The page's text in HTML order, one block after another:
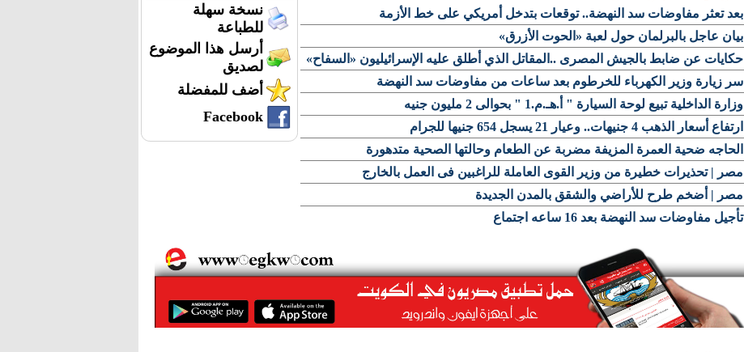
نسخة سهلة
للطباعة
أرسل هذا الموضوع
لصديق
أضف للمفضلة
Facebook
بعد تعثر مفاوضات سد النهضة.. توقعات بتدخل أمريكي على خط الأزمة
بيان عاجل بالبرلمان حول لعبة «الحوت الأزرق»
حكايات عن ضابط بالجيش المصرى ..المقاتل الذي أطلق عليه الإسرائيليون «السفاح»
سر زيارة وزير الكهرباء للخرطوم بعد ساعات من مفاوضات سد النهضة
وزارة الداخلية تبيع لوحة السيارة " أ.هـ.م.1 " بحوالى 2 مليون جنيه
ارتفاع أسعار الذهب 4 جنيهات.. وعيار 21 يسجل 654 جنيها للجرام
الحاجه ضحية العمرة المزيفة مضربة عن الطعام وحالتها الصحية متدهورة
مصر | تحذيرات خطيرة من وزير القوى العاملة للراغبين فى العمل بالخارج
مصر | أضخم طرح للأراضي والشقق بالمدن الجديدة
تأجيل مفاوضات سد النهضة بعد 16 ساعه اجتماع